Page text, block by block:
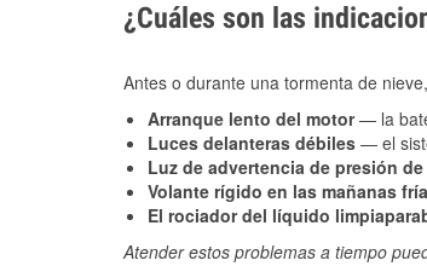
¿Cuáles son las
Antes o durante una tormenta de
Arranque lento del motor— la
Luces delanteras débiles — el
Luz de advertencia de presión
Volante rígido en las mañanas
El rociador del líquido
Atender estos problemas a tiempo